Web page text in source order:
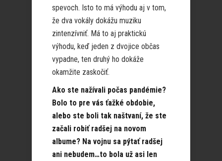
spevoch. Isto to má výhodu aj v tom,
že dva vokály dokážu muziku
zintenzívniť. Má to aj praktickú
výhodu, keď jeden z dvojice občas
vypadne, ten druhý ho dokáže
okamžite zaskočiť.
Ako ste nažívali počas pandémie?
Bolo to pre vás ťažké obdobie,
alebo ste boli tak naštvaní, že ste
začali robiť radšej na novom
albume? Na vojnu sa pýtať radšej
ani nebudem…to bola už asi len